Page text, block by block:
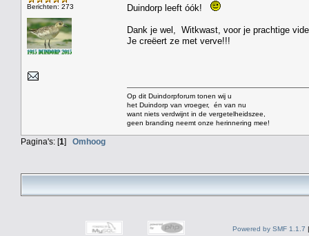
Berichten: 273 Duindorp leeft óók!
Dank je wel, Witkwast, voor je prachtige
Je creëert ze met verve!!!
Op dit Duindorpforum tonen wij u
het Duindorp van vroeger, én van nu
want niets verdwijnt in de vergetelheidszee,
geen branding neemt onze herinnering mee!
Pagina's: [1] Omhoog
Powered by SMF 1.1.7